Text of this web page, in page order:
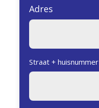
Adres
Straat + huisnummer